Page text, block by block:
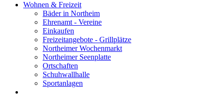
Wohnen & Freizeit
Bäder in Northeim
Ehrenamt - Vereine
Einkaufen
Freizeitangebote - Grillplätze
Northeimer Wochenmarkt
Northeimer Seenplatte
Ortschaften
Schuhwallhalle
Sportanlagen